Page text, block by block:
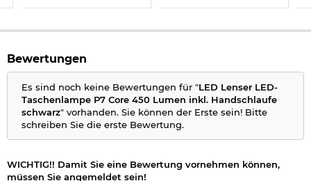
Leuchtweite: bis zu 300 Meter
Farbwiedergabeindex: 70
Advanced Focus System
Energy Saving
Rapid Focus
Dichtigkeit IP-54
stoßfest bis zu 1 Meter Fallhöhe
Betrieb mit 4 x AAA Batterien (im Lieferumfang
Bewertungen
Es sind noch keine Bewertungen für "LED Lenser LED-
Taschenlampe P7 Core 450 Lumen inkl. Handschlaufe
schwarz" vorhanden. Sie können der Erste sein! Bitte
schreiben Sie die erste Bewertung.
WICHTIG!! Damit Sie eine Bewertung vornehmen können,
müssen Sie angemeldet sein!